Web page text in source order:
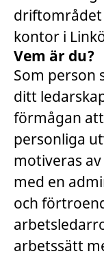
driftområdet
kontor i
Vem är du?
Som person
ditt
förmågan
personliga
motiveras
med en
och
arbetssätt